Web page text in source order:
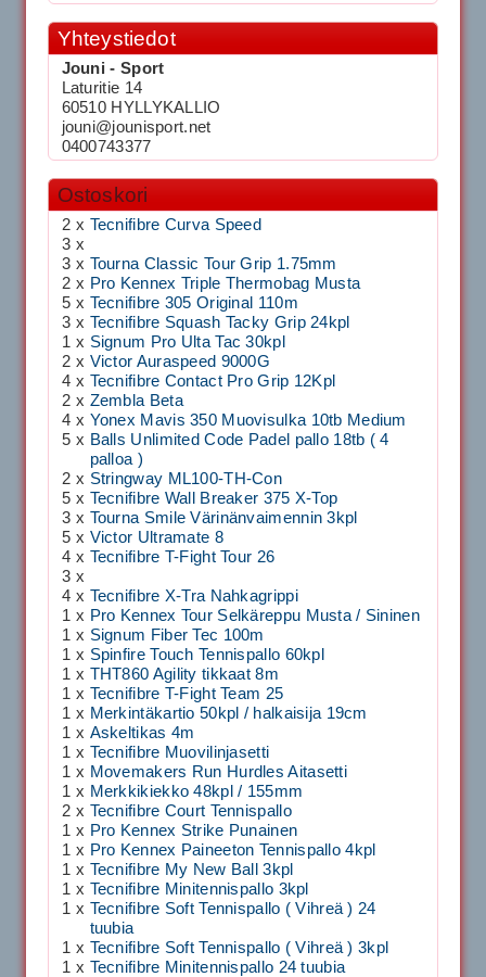
Yhteystiedot
Jouni - Sport
Laturitie 14
60510 HYLLYKALLIO
jouni@jounisport.net
0400743377
Ostoskori
2 x Tecnifibre Curva Speed
3 x
3 x Tourna Classic Tour Grip 1.75mm
2 x Pro Kennex Triple Thermobag Musta
5 x Tecnifibre 305 Original 110m
3 x Tecnifibre Squash Tacky Grip 24kpl
1 x Signum Pro Ulta Tac 30kpl
2 x Victor Auraspeed 9000G
4 x Tecnifibre Contact Pro Grip 12Kpl
2 x Zembla Beta
4 x Yonex Mavis 350 Muovisulka 10tb Medium
5 x Balls Unlimited Code Padel pallo 18tb ( 4
palloa )
2 x Stringway ML100-TH-Con
5 x Tecnifibre Wall Breaker 375 X-Top
3 x Tourna Smile Värinänvaimennin 3kpl
5 x Victor Ultramate 8
4 x Tecnifibre T-Fight Tour 26
3 x
4 x Tecnifibre X-Tra Nahkagrippi
1 x Pro Kennex Tour Selkäreppu Musta / Sininen
1 x Signum Fiber Tec 100m
1 x Spinfire Touch Tennispallo 60kpl
1 x THT860 Agility tikkaat 8m
1 x Tecnifibre T-Fight Team 25
1 x Merkintäkartio 50kpl / halkaisija 19cm
1 x Askeltikas 4m
1 x Tecnifibre Muovilinjasetti
1 x Movemakers Run Hurdles Aitasetti
1 x Merkkikiekko 48kpl / 155mm
2 x Tecnifibre Court Tennispallo
1 x Pro Kennex Strike Punainen
1 x Pro Kennex Paineeton Tennispallo 4kpl
1 x Tecnifibre My New Ball 3kpl
1 x Tecnifibre Minitennispallo 3kpl
1 x Tecnifibre Soft Tennispallo ( Vihreä ) 24
tuubia
1 x Tecnifibre Soft Tennispallo ( Vihreä ) 3kpl
1 x Tecnifibre Minitennispallo 24 tuubia